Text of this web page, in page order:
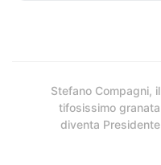
Stefano Compagni, il
tifosissimo granata
diventa Presidente